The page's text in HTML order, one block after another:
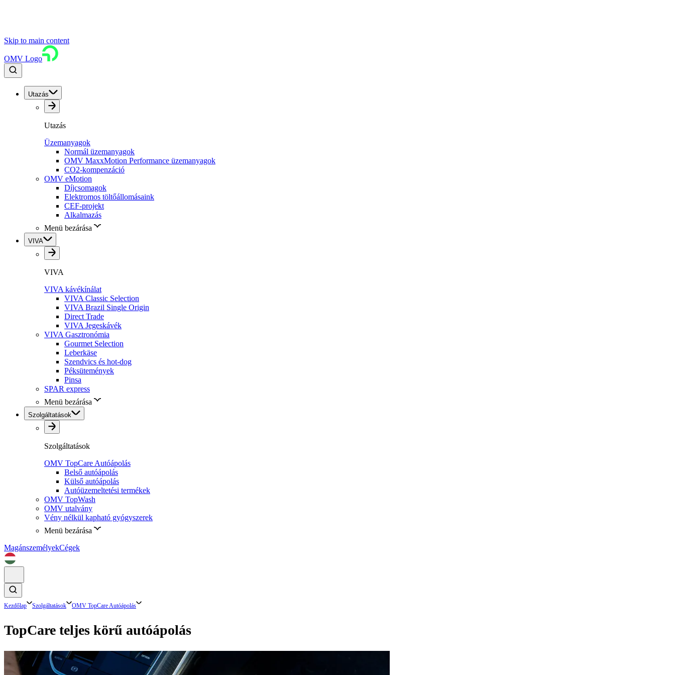
Skip to main content
OMV Logo
Utazás
Utazás
Üzemanyagok
Normál üzemanyagok
OMV MaxxMotion Performance üzemanyagok
CO2-kompenzáció
OMV eMotion
Díjcsomagok
Elektromos töltőállomásaink
CEF-projekt
Alkalmazás
Menü bezárása
VIVA
VIVA
VIVA kávékínálat
VIVA Classic Selection
VIVA Brazil Single Origin
Direct Trade
VIVA Jegeskávék
VIVA Gasztronómia
Gourmet Selection
Leberkäse
Szendvics és hot-dog
Péksütemények
Pinsa
SPAR express
Menü bezárása
Szolgáltatások
Szolgáltatások
OMV TopCare Autóápolás
Belső autóápolás
Külső autóápolás
Autóüzemeltetési termékek
OMV TopWash
OMV utalvány
Vény nélkül kapható gyógyszerek
Menü bezárása
MagánszemélyekCégek
Kezdőlap Szolgáltatások OMV TopCare Autóápolás
TopCare teljes körű autóápolás